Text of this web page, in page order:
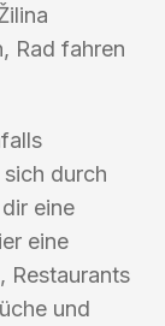
Rad fahren
durch
eine
eine
Restaurants
und